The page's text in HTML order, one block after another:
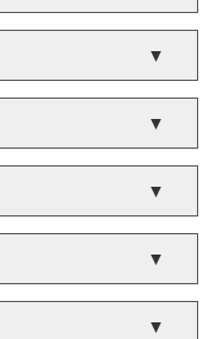
▼
▼
▼
▼
▼